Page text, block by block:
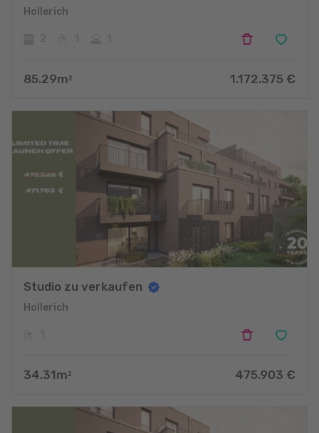
Hollerich
85.29m 2 1.172.375 €
Studio zu verkaufen
Hollerich
34.31m 2 475.903 €